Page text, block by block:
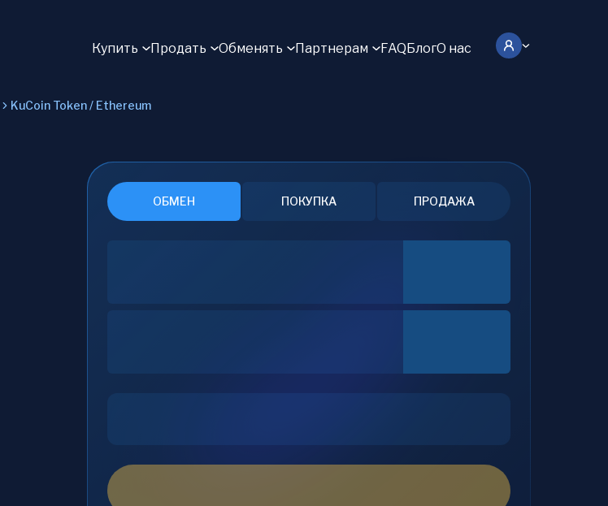
Купить Продать Обменять Партнерам FAQБлогО нас
KuCoin Token / Ethereum
ОБМЕН ПОКУПКА ПРОДАЖА